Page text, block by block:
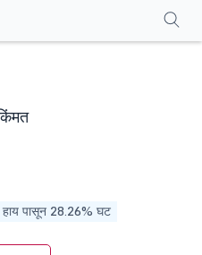
पासून 28.26% घट
एफएक्यू